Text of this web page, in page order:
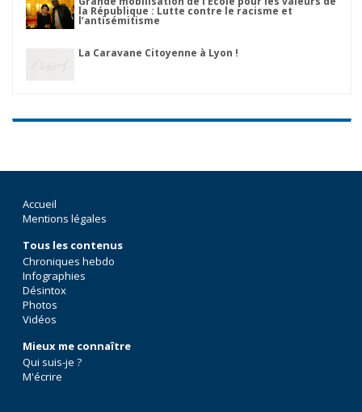
la République : Lutte contre le racisme et
l’antisémitisme
La Caravane Citoyenne à Lyon !
Accueil
Mentions légales
Tous les contenus
Chroniques hebdo
Infographies
Désintox
Photos
Vidéos
Mieux me connaître
Qui suis-je ?
M'écrire